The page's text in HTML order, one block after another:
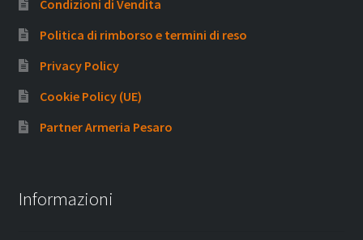
Condizioni di Vendita
Politica di rimborso e termini di reso
Privacy Policy
Cookie Policy (UE)
Partner Armeria Pesaro
Informazioni